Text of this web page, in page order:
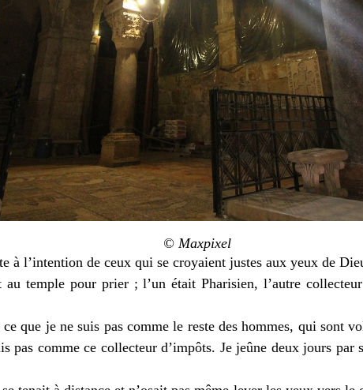
© Maxpixel
à l’intention de ceux qui se croyaient justes aux yeux de
au temple pour prier ; l’un était Pharisien, l’autre
que je ne suis pas comme le reste des hommes, qui sont
pas comme ce collecteur d’impôts. Je jeûne deux jours